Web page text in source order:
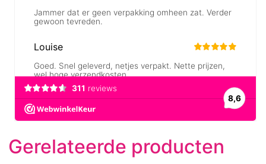
Gerelateerde producten